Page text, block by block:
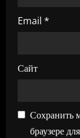
и
с
я
м
Email *
Сайт
Сохранить
браузере